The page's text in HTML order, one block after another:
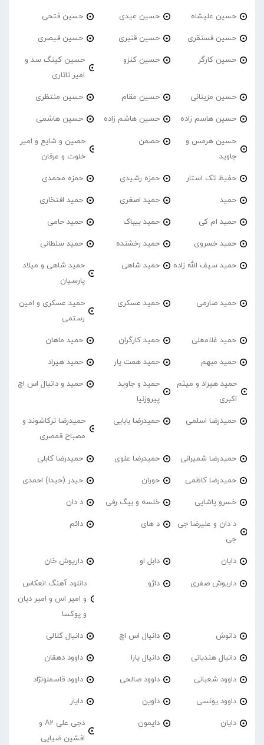
حسین علیشاه حسین عیدی حسین فتحی
حسین فسنقری حسین قنبری حسین قیصری
حسین کارگر حسین کنزو
حسین کینگ سد و
امیر تاتاری
حسین مزینانی حسین مقام حسین منتظری
حسین هاسم زاده حسین هاشم زاده حسین هاشمی
حسین هرمس و
جاوید
حصمن
حصین و شایع و امیر
خلوت و عرفان
حفیظ تک استار حمزه رشیدی حمزه محمدی
حمید حمید اصغری حمید افتخاری
حمید ام کی حمید بیباک حمید حامی
حمید خسروی حمید رخشنده حمید سلطانی
حمید سیف الله زاده حمید شاهی
حمید شاهی و میلاد
پارسیان
حمید صارمی حمید عسکری
حمید عسکری و امین
رستمی
حمید غلامعلی حمید کارگران حمید ماهان
حمید مبهم حمید همت یار حمید هیراد
حمید هیراد و میثم
اکبری
حمید و جاوید
پیروزنیا
حمید و دانیال اس اچ
حمیدرضا اسلمی حمیدرضا بابایی
حمیدرضا ترکاشوند و
مصباح قمصری
حمیدرضا شمیرانی حمیدرضا علوی حمیدرضا کابلی
حمیدرضا کاظمی حوران حیدر (حیدا) احمدی
خسرو پاشایی خلسه و بیگ رفی د دان
د دان و علیرضا جی
جی
د های دائم
دابان دابل او داریوش خان
داریوش صفری داژو
دانلود آهنگ انعکاس
و امیر اس و امیر دیان
و پوکسا
دانوش دانیال اس اچ دانیال کلالی
دانیال هندیانی دانیال یارا داوود دهقان
داوود شعبانی داوود صالحی داوود قاسملونژاد
داوود یونسی داوین دایار
دایان دایمون
دجی علی A2 و
افشین ضیایی